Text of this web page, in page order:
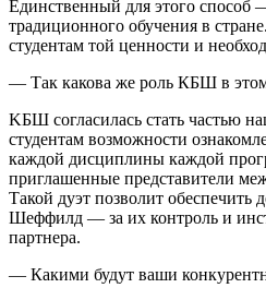
Единственный для этого способ
традиционного обучения в
студентам той ценности и
— Так какова же роль КБШ в этом
KБШ согласилась стать частью
студентам возможности
каждой дисциплины каждой
приглашенные представители
Такой дуэт позволит обеспечить
Шеффилд — за их контроль и
партнера.
— Какими будут ваши